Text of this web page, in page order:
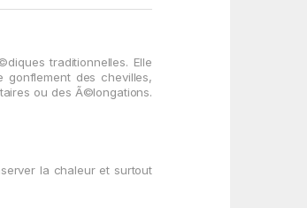
traditionnelles. Elle
gonflement des chevilles,
ou des Ã©longations.
la chaleuret surtout